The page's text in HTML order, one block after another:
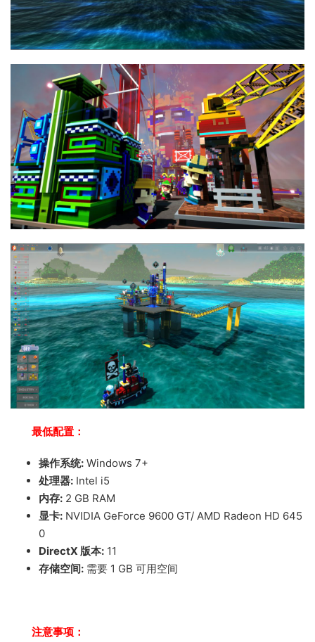
最低配置：
操作系统: Windows 7+
处理器: Intel i5
内存: 2 GB RAM
显卡: NVIDIA GeForce 9600 GT/ AMD Radeon HD 645
0
DirectX 版本: 11
存储空间: 需要 1 GB 可用空间
注意事项：